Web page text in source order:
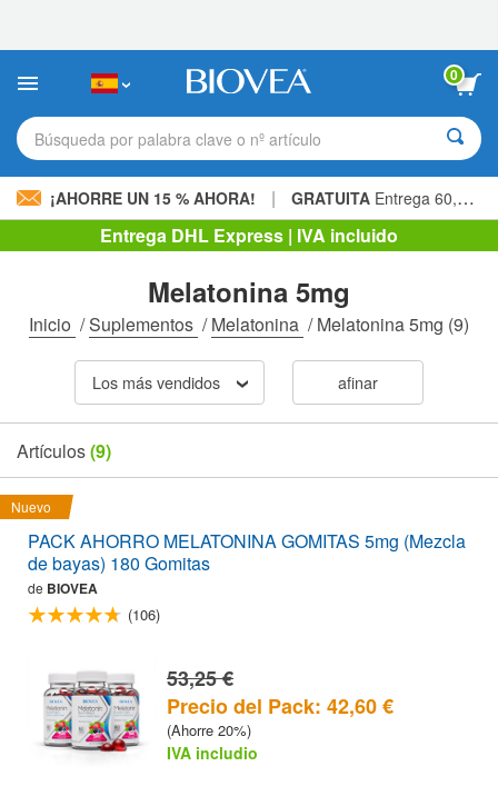
sitio
incluye
sistema
de
0
Búsqueda por palabra clave o nº artículo
¡AHORRE UN 15 % AHORA! | GRATUITA Entrega 60,00 € »
Entrega DHL Express | IVA incluido
Melatonina 5mg
Inicio /Suplementos /Melatonina /Melatonina 5mg (9)
Los más vendidos afinar
Artículos(9)
Nuevo
PACK AHORRO MELATONINA GOMITAS 5mg (Mezcla
de bayas) 180 Gomitas
de BIOVEA
(106)
53,25 €
Precio del Pack: 42,60 €
(Ahorre 20%)
IVA includio